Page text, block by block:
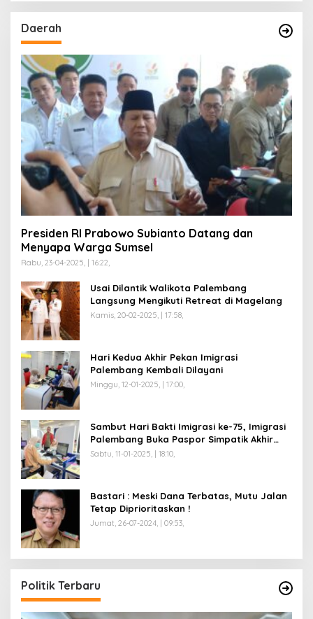
Daerah
Presiden RI Prabowo Subianto Datang dan
Menyapa Warga Sumsel
Rabu, 23-04-2025, | 16:22,
Usai Dilantik Walikota Palembang
Langsung Mengikuti Retreat di Magelang
Kamis, 20-02-2025, | 17:58,
Hari Kedua Akhir Pekan Imigrasi
Palembang Kembali Dilayani
Minggu, 12-01-2025, | 17:00,
Sambut Hari Bakti Imigrasi ke-75, Imigrasi
Palembang Buka Paspor Simpatik Akhir
Pekan
Sabtu, 11-01-2025, | 18:10,
Bastari : Meski Dana Terbatas, Mutu Jalan
Tetap Diprioritaskan !
Jumat, 26-07-2024, | 09:53,
Politik Terbaru